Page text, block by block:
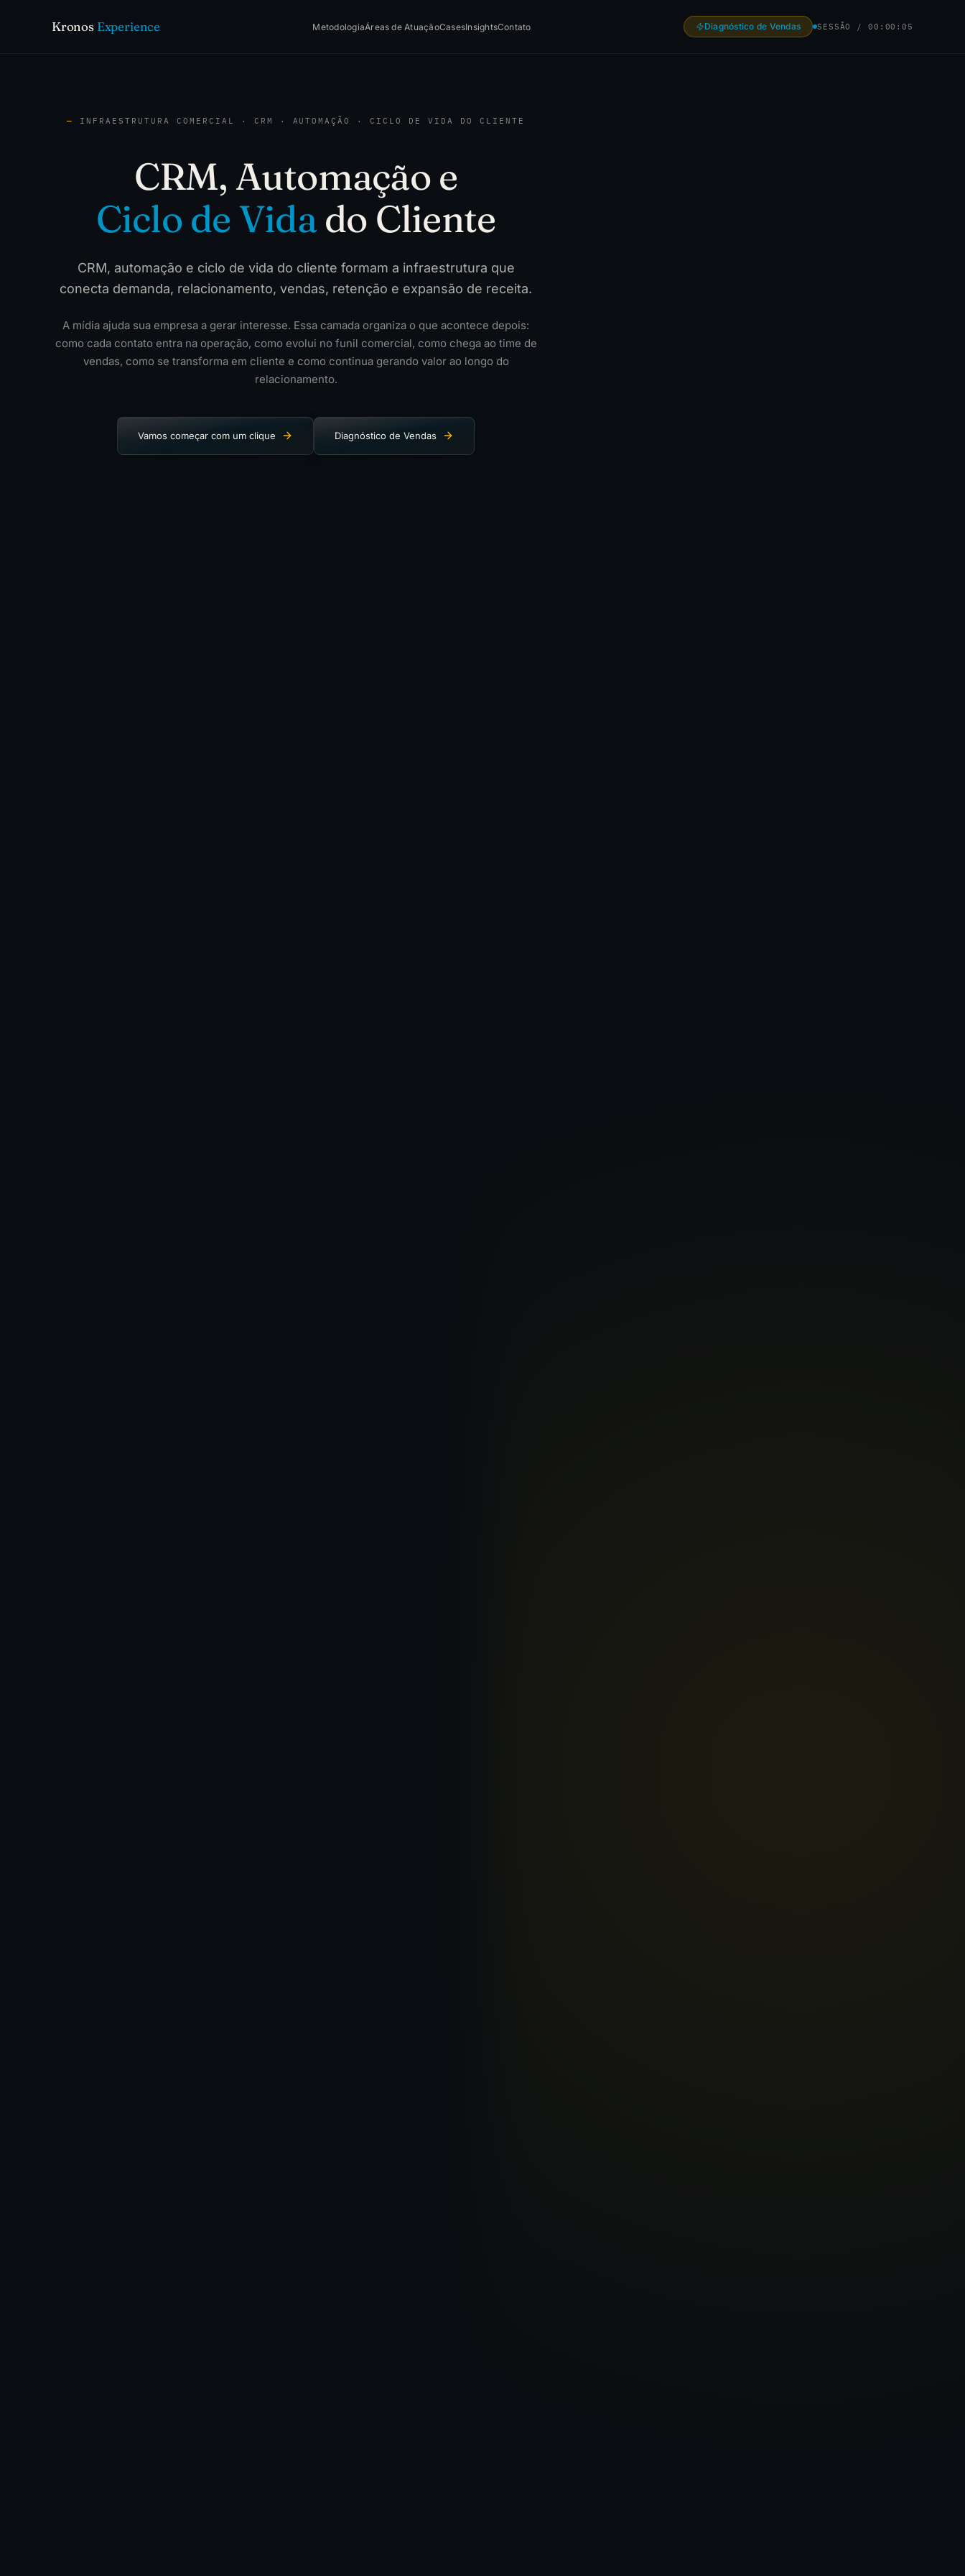
Kronos Experience MetodologiaÁreas de AtuaçãoCasesInsightsContato Diagnóstico de Vendas SESSÃO / 00:00:06
— INFRAESTRUTURA COMERCIAL · CRM · AUTOMAÇÃO · CICLO DE VIDA DO CLIENTE
CRM, Automação e
Ciclo de Vidado Cliente
CRM, automação e ciclo de vida do cliente formam a infraestrutura que
conecta demanda, relacionamento, vendas, retenção e expansão de receita.
A mídia ajuda sua empresa a gerar interesse. Essa camada organiza o que acontece depois:
como cada contato entra na operação, como evolui no funil comercial, como chega ao time de
vendas, como se transforma em cliente e como continua gerando valor ao longo do
relacionamento.
Vamos começar com um clique Diagnóstico de Vendas